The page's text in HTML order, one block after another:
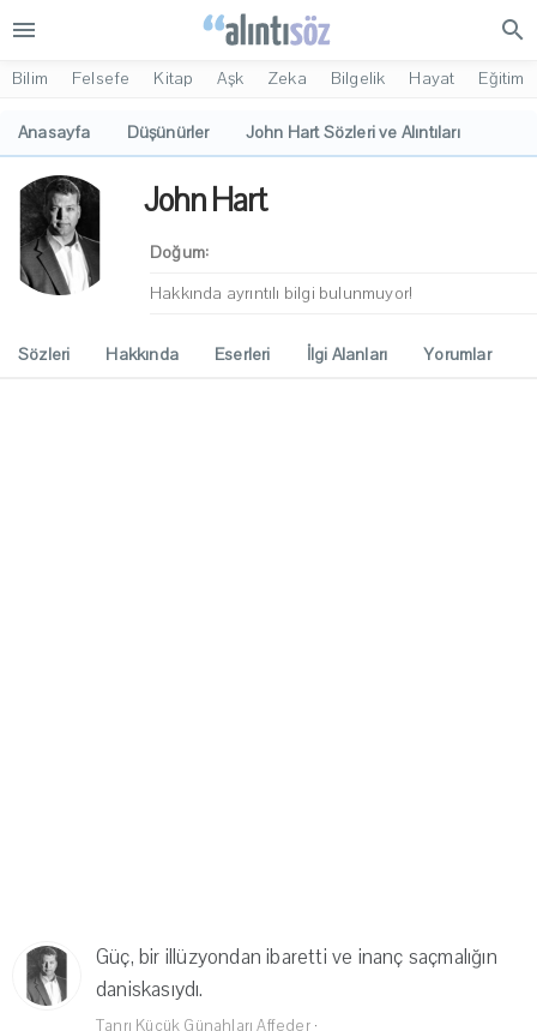
menu search
Bilim Felsefe Kitap Aşk Zeka Bilgelik Hayat Eğitim
Anasayfa Düşünürler John Hart Sözleri ve Alıntıları
John Hart
Doğum:
Hakkında ayrıntılı bilgi bulunmuyor!
Sözleri Hakkında Eserleri İlgi Alanları Yorumlar
Güç, bir illüzyondan ibaretti ve inanç saçmalığın
daniskasıydı.
Tanrı Küçük Günahları Affeder·